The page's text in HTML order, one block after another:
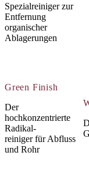
Spezialreiniger zur
Entfernung
organischer
Ablagerungen
Green Finish
Der
hochkonzentrierte
Radikal-
reiniger für Abfluss
und Rohr